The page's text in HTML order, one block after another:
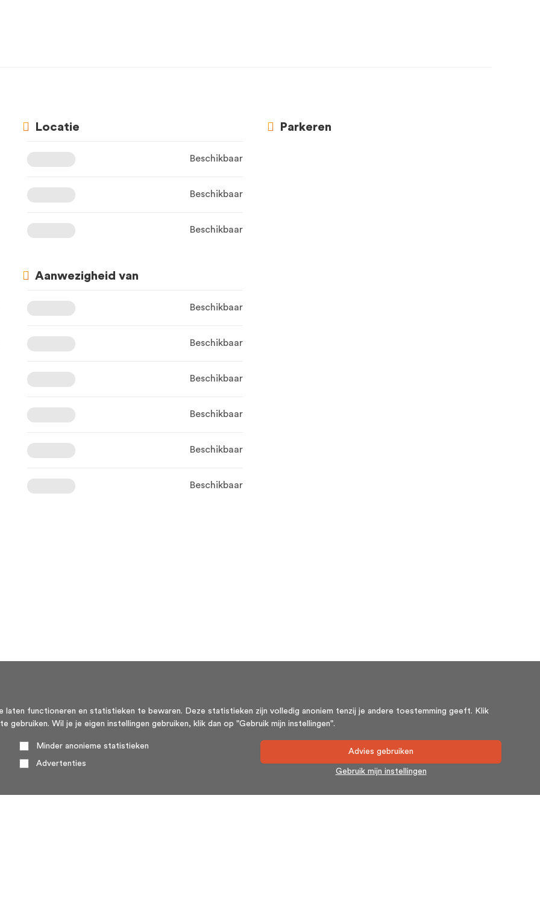
Locatie
Beschikbaar
Beschikbaar
Beschikbaar
Parkeren
Aanwezigheid van
Beschikbaar
Beschikbaar
Beschikbaar
Beschikbaar
Beschikbaar
Beschikbaar
functioneren en statistieken te bewaren. Deze statistieken zijn volledig anoniem tenzij je andere toestemming geeft. Klik
Wil je je eigen instellingen gebruiken, klik dan op "Gebruik mijn instellingen".
Minder anonieme statistieken
Advertenties
Advies gebruiken
Gebruik mijn instellingen